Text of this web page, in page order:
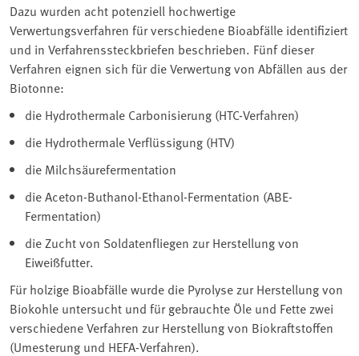
Dazu wurden acht potenziell hochwertige
Verwertungsverfahren für verschiedene Bioabfälle identifiziert
und in Verfahrenssteckbriefen beschrieben. Fünf dieser
Verfahren eignen sich für die Verwertung von Abfällen aus der
Biotonne:
die Hydrothermale Carbonisierung (HTC-Verfahren)
die Hydrothermale Verflüssigung (HTV)
die Milchsäurefermentation
die Aceton-Buthanol-Ethanol-Fermentation (ABE-
Fermentation)
die Zucht von Soldatenfliegen zur Herstellung von
Eiweißfutter.
Für holzige Bioabfälle wurde die Pyrolyse zur Herstellung von
Biokohle untersucht und für gebrauchte Öle und Fette zwei
verschiedene Verfahren zur Herstellung von Biokraftstoffen
(Umesterung und HEFA-Verfahren).